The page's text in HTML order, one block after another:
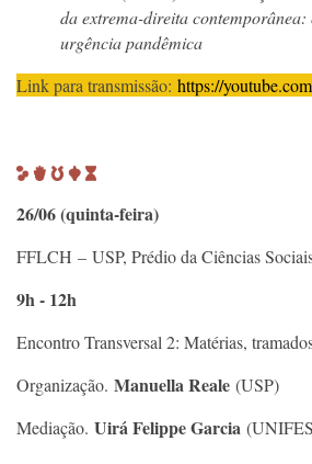
da extrema-direita
urgência pandêmica
Link para transmissão: https://
26/06 (quinta-feira)
FFLCH – USP, Prédio da Ciências
9h - 12h
Encontro Transversal 2: Matérias,
Organização. Manuella Reale (USP)
Mediação. Uirá Felippe Garcia